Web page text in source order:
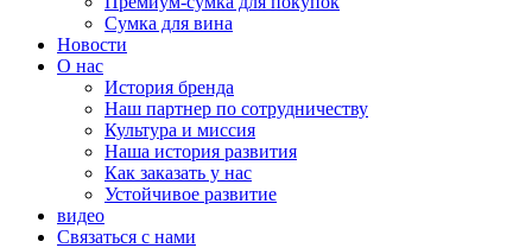
Сумка для вина
Новости
О нас
История бренда
Наш партнер по сотрудничеству
Культура и миссия
Наша история развития
Как заказать у нас
Устойчивое развитие
видео
Связаться с нами